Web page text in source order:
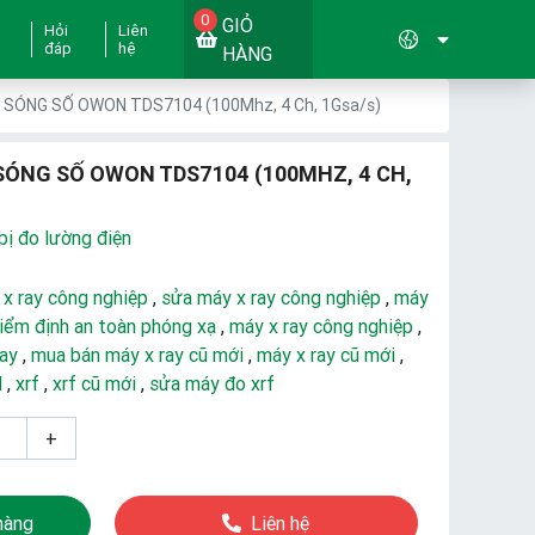
Hỏi
đáp
Liên
hệ
GIỎ
HÀNG
0
SÓNG SỐ OWON TDS7104 (100Mhz, 4 Ch, 1Gsa/s)
SỐ OWON TDS7104 (100MHZ, 4 CH,
đo lường điện
ray công nghiệp, sửa máy x ray công nghiệp, máy
định an toàn phóng xạ, máy x ray công nghiệp,
, mua bán máy x ray cũ mới, máy x ray cũ mới,
, xrf , xrf cũ mới, sửa máy đo xrf
+
Liên hệ